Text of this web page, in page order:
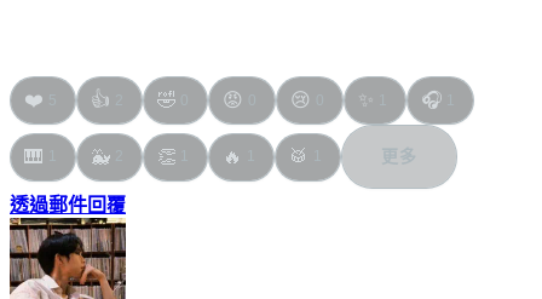
❤️ 👍 🤣 😡 😢 ✨ 🎧
🎹 🐳 👏 🔥 🥁 更多
透過郵件回覆